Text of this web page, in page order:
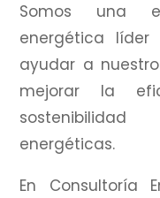
Somos una
energética
ayudar a
mejorar la
energéticas.
En Consultoría